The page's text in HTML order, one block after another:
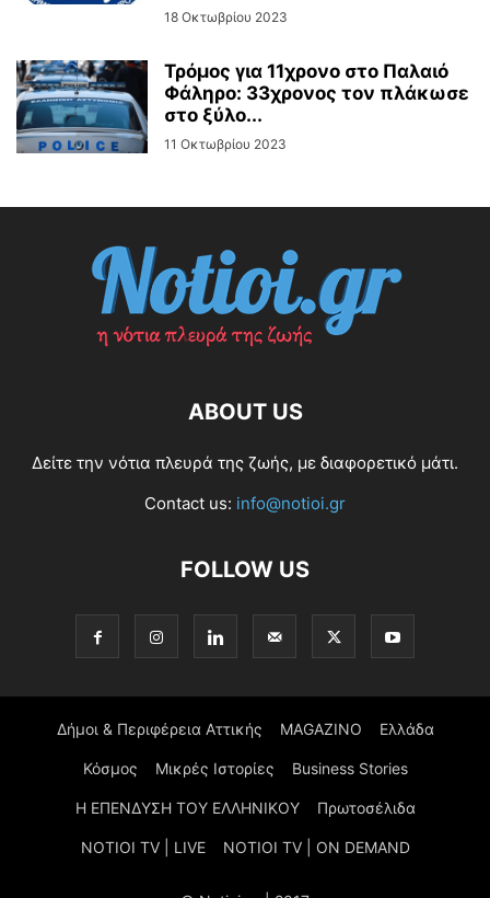
18 Οκτωβρίου 2023
Τρόμος για 11χρονο στο Παλαιό
Φάληρο: 33χρονος τον πλάκωσε
στο ξύλο...
11 Οκτωβρίου 2023
ABOUT US
Δείτε την νότια πλευρά της ζωής, με διαφορετικό μάτι.
Contact us: info@notioi.gr
FOLLOW US
Δήμοι & Περιφέρεια Αττικής MAGAZINO Ελλάδα
Κόσμος Μικρές Ιστορίες Business Stories
Η ΕΠΕΝΔΥΣΗ ΤΟΥ ΕΛΛΗΝΙΚΟΥ Πρωτοσέλιδα
NOTIOI TV | LIVE NOTIOI TV | ON DEMAND